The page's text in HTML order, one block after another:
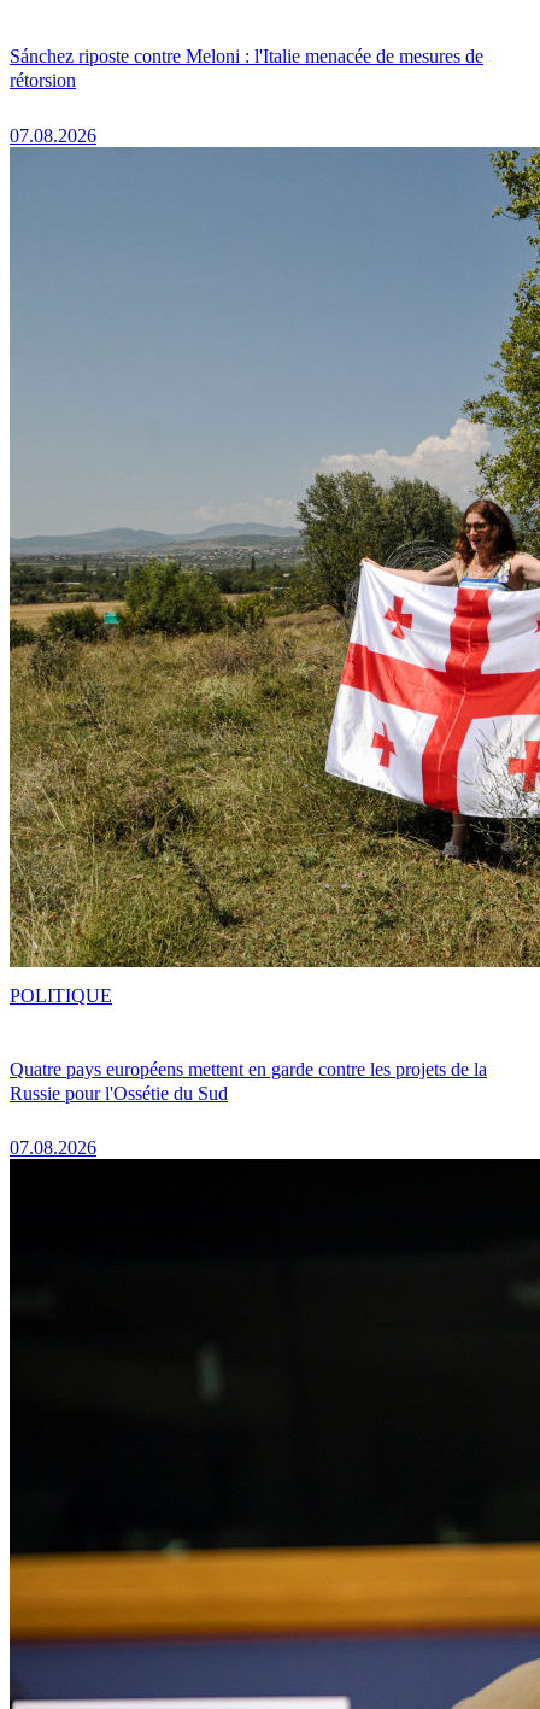
Sánchez riposte contre Meloni : l'Italie menacée de mesures de
rétorsion
07.08.2026
Quatre pays européens mettent en garde contre les projets de la
Russie pour l'Ossétie du Sud
07.08.2026
POLITIQUE